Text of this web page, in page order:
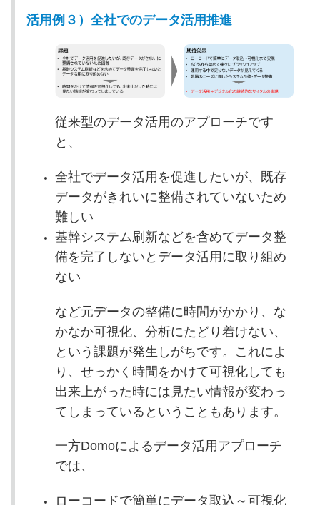
活用例３）全社でのデータ活用推進
従来型のデータ活用のアプローチです
と、
全社でデータ活用を促進したいが、既存
データがきれいに整備されていないため
難しい
基幹システム刷新などを含めてデータ整
備を完了しないとデータ活用に取り組め
ない
など元データの整備に時間がかかり、な
かなか可視化、分析にたどり着けない、
という課題が発生しがちです。これによ
り、せっかく時間をかけて可視化しても
出来上がった時には見たい情報が変わっ
てしまっているということもあります。
一方Domoによるデータ活用アプローチ
では、
ローコードで簡単にデータ取込～可視化